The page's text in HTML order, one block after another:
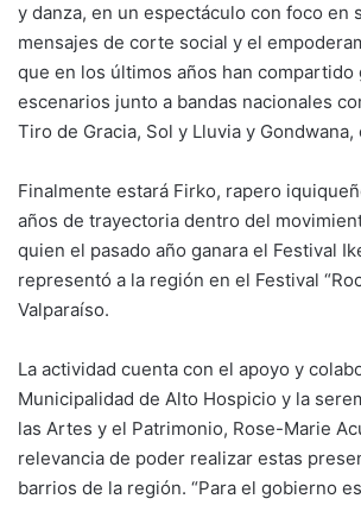
y danza, en un espectáculo con foco en
mensajes de corte social y el
que en los últimos años han compartido
escenarios junto a bandas nacionales
Tiro de Gracia, Sol y Lluvia y
Finalmente estará Firko, rapero
años de trayectoria dentro del
quien el pasado año ganara el Festival
representó a la región en el Festival
Valparaíso.
La actividad cuenta con el apoyo y
Municipalidad de Alto Hospicio y la
las Artes y el Patrimonio, Rose-Marie
relevancia de poder realizar estas
barrios de la región. “Para el gobierno